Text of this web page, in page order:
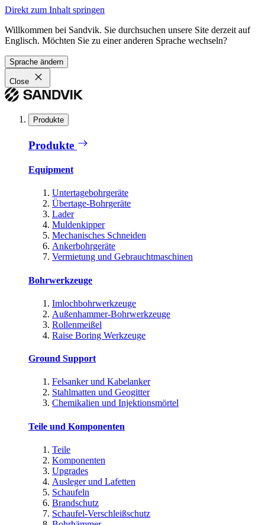
Direkt zum Inhalt springen
Willkommen bei Sandvik. Sie durchsuchen unsere Site derzeit auf
Englisch. Möchten Sie zu einer anderen Sprache wechseln?
Sprache ändern
Close
Produkte
Produkte
Equipment
Untertagebohrgeräte
Übertage-Bohrgeräte
Lader
Muldenkipper
Mechanisches Schneiden
Ankerbohrgeräte
Vermietung und Gebrauchtmaschinen
Bohrwerkzeuge
Imlochbohrwerkzeuge
Außenhammer-Bohrwerkzeuge
Rollenmeißel
Raise Boring Werkzeuge
Ground Support
Felsanker und Kabelanker
Stahlmatten und Geogitter
Chemikalien und Injektionsmörtel
Teile und Komponenten
Teile
Komponenten
Upgrades
Ausleger und Lafetten
Schaufeln
Brandschutz
Schaufel-Verschleißschutz